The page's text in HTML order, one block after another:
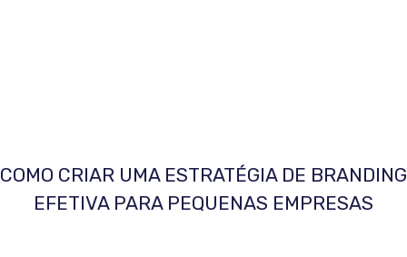
COMO CRIAR UMA ESTRATÉGIA DE BRANDING
EFETIVA PARA PEQUENAS EMPRESAS